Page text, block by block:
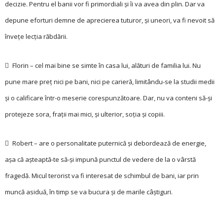
decizie. Pentru el banii vor fi primordiali și îi va avea din plin. Dar va
depune eforturi demne de aprecierea tuturor, și uneori, va fi nevoit să
învețe lecția răbdării.
 Florin – cel mai bine se simte în casa lui, alături de familia lui. Nu
pune mare preț nici pe bani, nici pe carieră, limitându-se la studii medii
și o calificare într-o meserie corespunzătoare. Dar, nu va conteni să-și
protejeze sora, frații mai mici, și ulterior, soția și copiii.
 Robert – are o personalitate puternică și debordează de energie,
așa că așteaptă-te să-și impună punctul de vedere de la o vârstă
fragedă. Micul terorist va fi interesat de schimbul de bani, iar prin
muncă asiduă, în timp se va bucura și de marile câștiguri.